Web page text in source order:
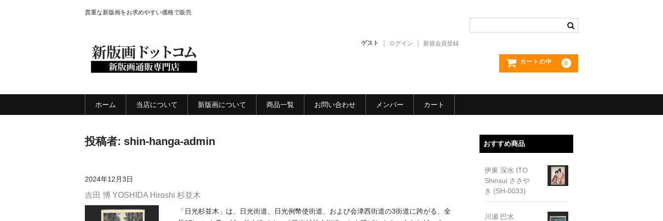
貴重な新版画をお求めやすい価格で販売
ゲスト ログイン 新規会員登録
カートの中 0
ホーム 当店について 新版画について 商品一覧 お問い合わせ メンバー カート
投稿者: shin-hanga-admin
2024年12月3日
吉田 博 YOSHIDA Hiroshi 杉並木
「日光杉並木」は、日光街道、日光例幣使街道、および会津西街道の3街道に跨がる、全
おすすめ商品
伊東 深水 ITO
Shinsui ささや
き (SH-0033)
川瀬 巴水